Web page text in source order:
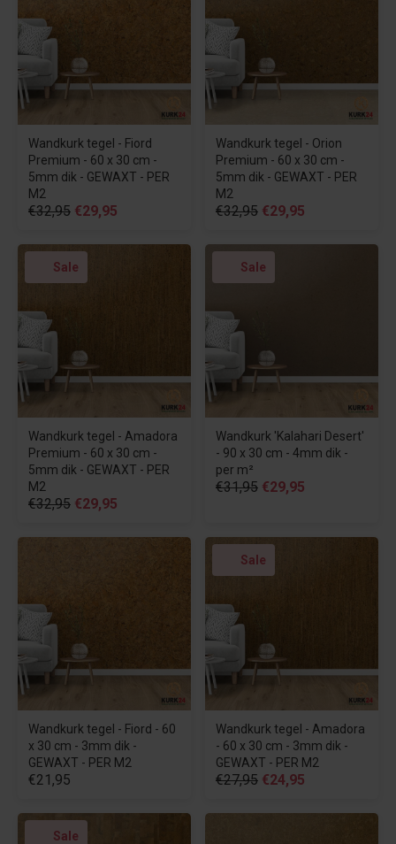
Wandkurk tegel - Fiord
Premium - 60 x 30 cm -
5mm dik - GEWAXT - PER
M2
€32,95 €29,95
Wandkurk tegel - Orion
Premium - 60 x 30 cm -
5mm dik - GEWAXT - PER
M2
€32,95 €29,95
Sale
Wandkurk tegel - Amadora
Premium - 60 x 30 cm -
5mm dik - GEWAXT - PER
M2
€32,95 €29,95
Sale
Wandkurk 'Kalahari Desert'
- 90 x 30 cm - 4mm dik -
per m²
€31,95 €29,95
Wandkurk tegel - Fiord - 60
x 30 cm - 3mm dik -
GEWAXT - PER M2
€21,95
Sale
Wandkurk tegel - Amadora
- 60 x 30 cm - 3mm dik -
GEWAXT - PER M2
€27,95 €24,95
Sale